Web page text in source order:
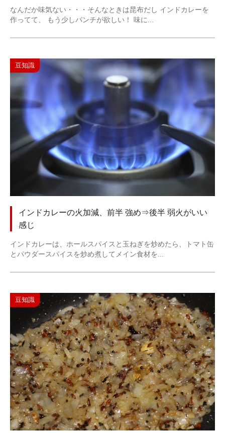
なんだか味気ない・・・そんなときは昆布だし インドカレーを
作ってて、 もう少しパンチが欲しい！ 味に...
豆知識
インドカレーの火加減、前半 強め⇒後半 弱火がいい
感じ
インドカレーは、ホールスパイスと玉ねぎを炒めたら、トマト缶
とパウダースパイスを炒め煮してメイン食材を...
豆知識